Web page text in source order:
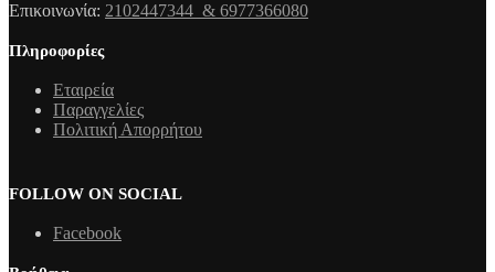
Επικοινωνία: 2102447344 & 6977366080
Πληροφορίες
Εταιρεία
Παραγγελίες
Πολιτική Απορρήτου
FOLLOW ON SOCIAL
Facebook